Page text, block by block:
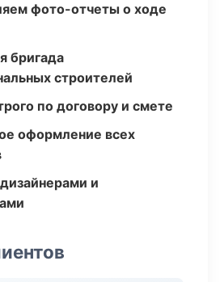
фото-отчеты о ходе
бригада
строителей
по договору и смете
оформление всех
и